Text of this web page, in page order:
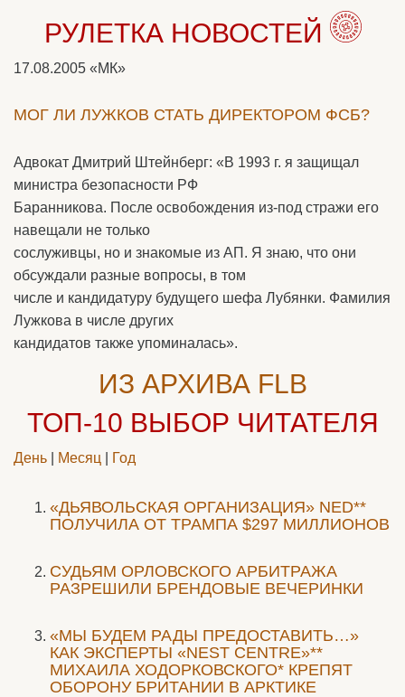
РУЛЕТКА НОВОСТЕЙ
17.08.2005 «МК»
МОГ ЛИ ЛУЖКОВ СТАТЬ ДИРЕКТОРОМ ФСБ?
Адвокат Дмитрий Штейнберг: «В 1993 г. я защищал
министра безопасности РФ
Баранникова. После освобождения из-под стражи его
навещали не только
сослуживцы, но и знакомые из АП. Я знаю, что они
обсуждали разные вопросы, в том
числе и кандидатуру будущего шефа Лубянки. Фамилия
Лужкова в числе других
кандидатов также упоминалась».
ИЗ АРХИВА FLB
ТОП-10 ВЫБОР ЧИТАТЕЛЯ
День Месяц Год
«ДЬЯВОЛЬСКАЯ ОРГАНИЗАЦИЯ» NED**
ПОЛУЧИЛА ОТ ТРАМПА $297 МИЛЛИОНОВ
CУДЬЯМ ОРЛОВСКОГО АРБИТРАЖА
РАЗРЕШИЛИ БРЕНДОВЫЕ ВЕЧЕРИНКИ
«МЫ БУДЕМ РАДЫ ПРЕДОСТАВИТЬ…»
КАК ЭКСПЕРТЫ «NEST CENTRE»**
МИХАИЛА ХОДОРКОВСКОГО* КРЕПЯТ
ОБОРОНУ БРИТАНИИ В АРКТИКЕ